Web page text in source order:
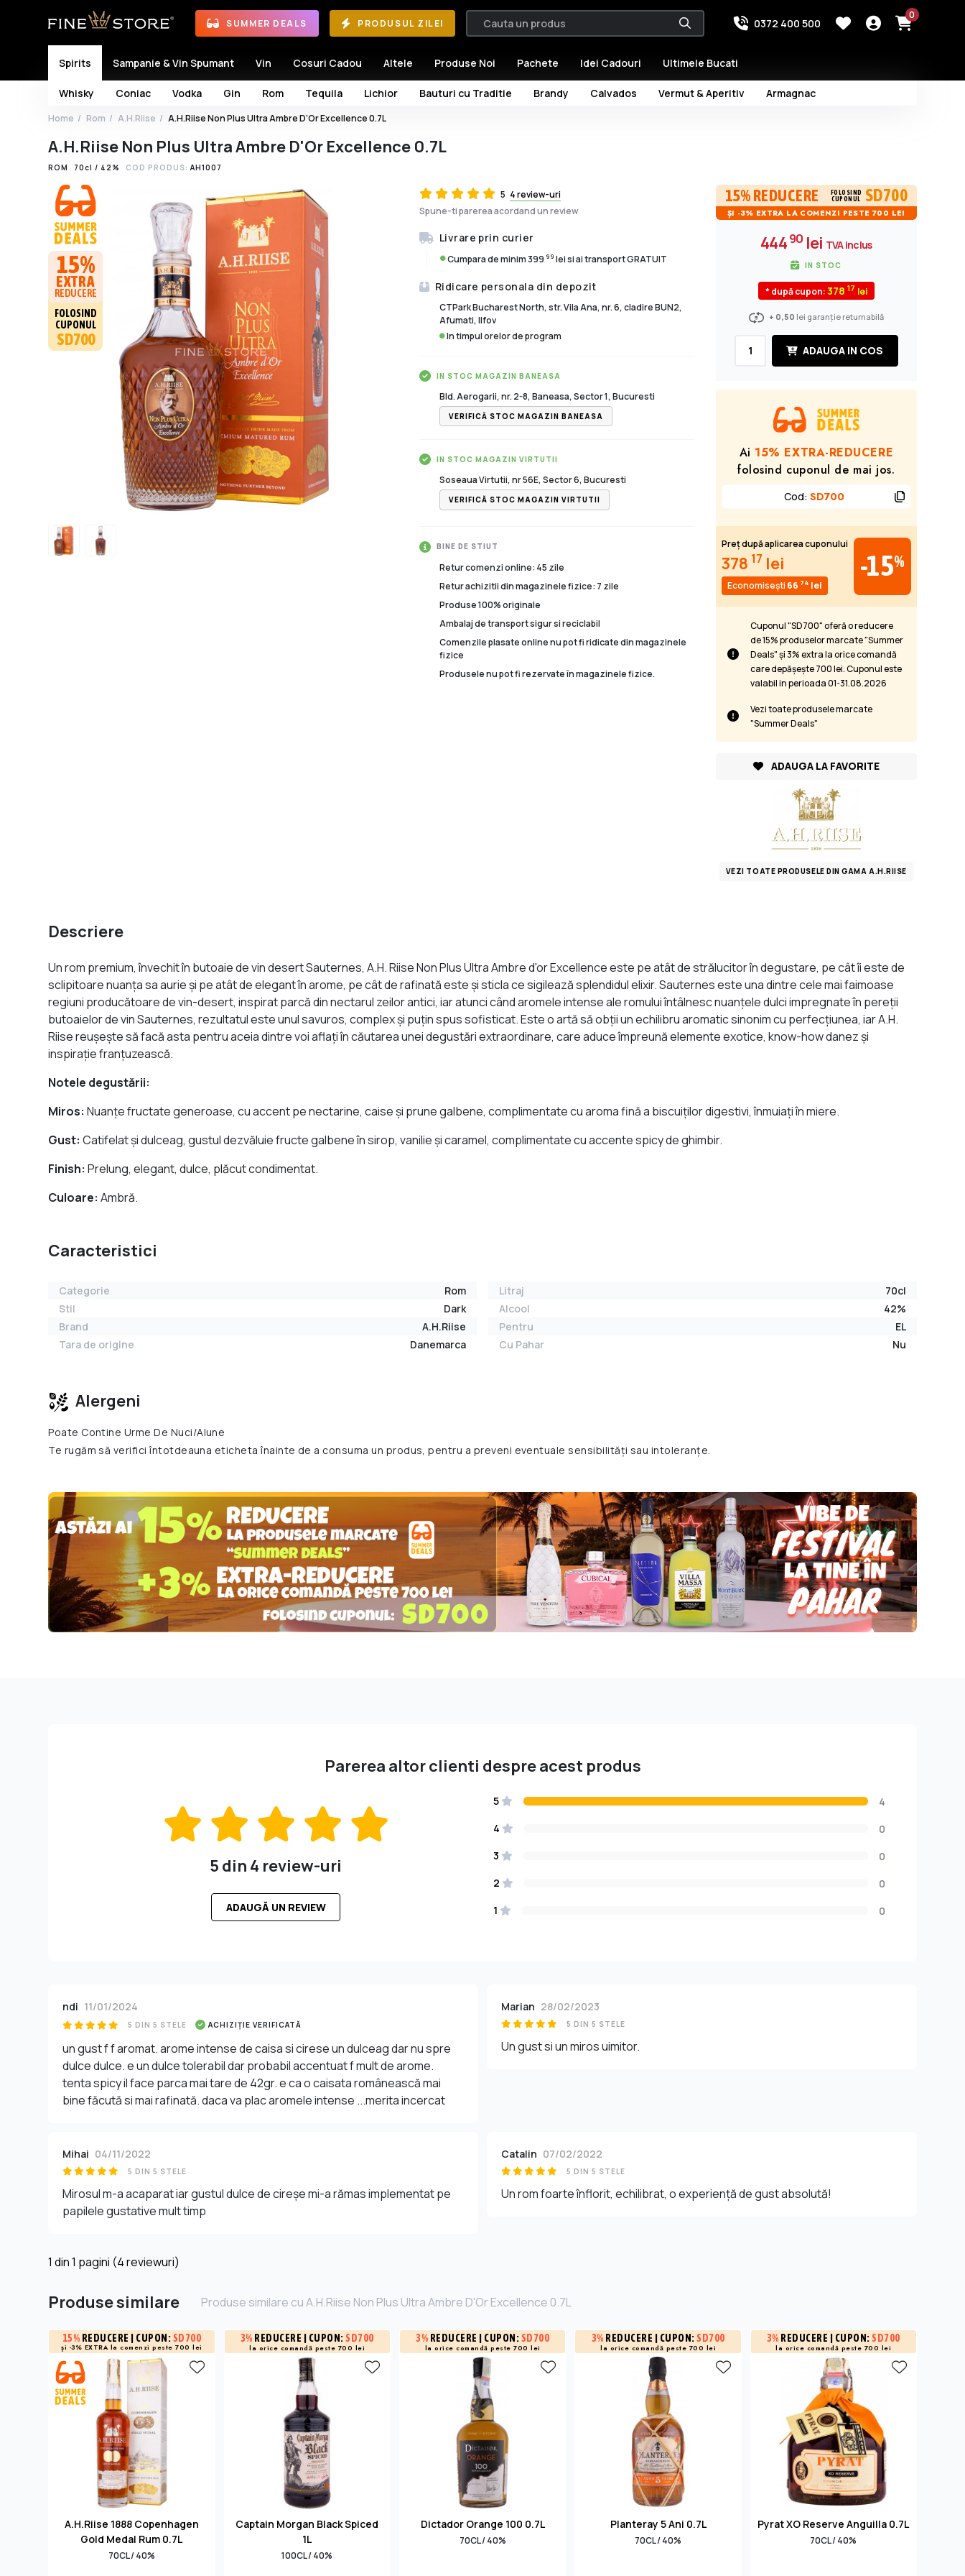
SUMMER DEALS PRODUSUL ZILEI 0372 400 500
0
Spirits
Whisky Coniac Vodka Gin Rom Tequila Lichior Bauturi cu Traditie Brandy Calvados Vermut & Aperitiv Armagnac
Sampanie & Vin Spumant Vin Cosuri Cadou Altele Produse Noi Pachete Idei Cadouri Ultimele Bucati
Home Rom A.H.Riise A.H.Riise Non Plus Ultra Ambre D'Or Excellence 0.7L
A.H.Riise Non Plus Ultra Ambre D'Or Excellence 0.7L
ROM 70cl / 42% COD PRODUS: AH1007
15%
EXTRA
REDUCERE
FOLOSIND
CUPONUL
SD700
5 4 review-uri
Spune-ti parerea acordand un review
Livrare prin curier
Cumpara de minim 399 99 lei si ai transport GRATUIT
Ridicare personala din depozit
CTPark Bucharest North, str. Vila Ana, nr. 6, cladire BUN2,
Afumati, Ilfov
In timpul orelor de program
IN STOC MAGAZIN BANEASA
Bld. Aerogarii, nr. 2-8, Baneasa, Sector 1, Bucuresti
VERIFICĂ STOC MAGAZIN BANEASA
IN STOC MAGAZIN VIRTUTII
Soseaua Virtutii, nr 56E, Sector 6, Bucuresti
VERIFICĂ STOC MAGAZIN VIRTUTII
BINE DE STIUT
Retur comenzi online: 45 zile
Retur achizitii din magazinele fizice: 7 zile
Produse 100% originale
Ambalaj de transport sigur si reciclabil
Comenzile plasate online nu pot fi ridicate din magazinele
fizice
Produsele nu pot fi rezervate în magazinele fizice.
15% REDUCERE
FOLOSIND
CUPONUL
SD700
ȘI -3% EXTRA LA COMENZI PESTE 700 LEI
44490 lei TVA inclus
IN STOC
* după cupon:378 17
+ 0,50 lei garanție returnabilă
ADAUGA IN COS
Ai 15% EXTRA-REDUCERE
folosind cuponul de mai jos.
Cod: SD700
Preț după aplicarea cuponului
378 17 lei
Economisești 66 74 lei
-15%
Cuponul "SD700" oferă o reducere
de 15% produselor marcate "Summer
Deals" și 3% extra la orice comandă
care depășește 700 lei. Cuponul este
valabil in perioada 01-31.08.2026
Vezi toate produsele marcate
"Summer Deals"
ADAUGA LA FAVORITE
VEZI TOATE PRODUSELE DIN GAMA A.H.RIISE
Descriere
Un rom premium, învechit în butoaie de vin desert Sauternes, A.H. Riise Non Plus Ultra Ambre d'or Excellence este pe atât de strălucitor în degustare, pe cât îi este de
sclipitoare nuanţa sa aurie şi pe atât de elegant în arome, pe cât de rafinată este şi sticla ce sigilează splendidul elixir. Sauternes este una dintre cele mai faimoase
regiuni producătoare de vin-desert, inspirat parcă din nectarul zeilor antici, iar atunci când aromele intense ale romului întâlnesc nuanţele dulci impregnate în pereţii
butoaielor de vin Sauternes, rezultatul este unul savuros, complex şi puţin spus sofisticat. Este o artă să obţii un echilibru aromatic sinonim cu perfecţiunea, iar A.H.
Riise reuşeşte să facă asta pentru aceia dintre voi aflaţi în căutarea unei degustări extraordinare, care aduce împreună elemente exotice, know-how danez şi
inspiraţie franţuzească.
Notele degustării:
Miros:Nuanţe fructate generoase, cu accent pe nectarine, caise şi prune galbene, complimentate cu aroma fină a biscuiţilor digestivi, înmuiaţi în miere.
Gust: Catifelat şi dulceag, gustul dezvăluie fructe galbene în sirop, vanilie şi caramel, complimentate cu accente spicy de ghimbir.
Finish: Prelung, elegant, dulce, plăcut condimentat.
Culoare:Ambră.
Caracteristici
Categorie
Rom
Stil
Dark
Brand
A.H.Riise
Tara de origine
Danemarca
Litraj
70cl
Alcool
42%
Pentru
EL
Cu Pahar
Nu
Alergeni
Poate Contine Urme De Nuci/Alune
Te rugăm să verifici întotdeauna eticheta înainte de a consuma un produs, pentru a preveni eventuale sensibilități sau intoleranțe.
Parerea altor clienti despre acest produs
5 din 4 review-uri
ADAUGĂ UN REVIEW
5
4
4
0
3
0
2
0
1
0
ndi 11/01/2024
5 DIN 5 STELE ACHIZIȚIE VERIFICATĂ
un gust f f aromat. arome intense de caisa si cirese un dulceag dar nu spre
dulce dulce. e un dulce tolerabil dar probabil accentuat f mult de arome.
tenta spicy il face parca mai tare de 42gr. e ca o caisata românească mai
bine făcută si mai rafinată. daca va plac aromele intense ...merita incercat
Marian 28/02/2023
5 DIN 5 STELE
Un gust si un miros uimitor.
Mihai 04/11/2022
5 DIN 5 STELE
Mirosul m-a acaparat iar gustul dulce de cireșe mi-a rămas implementat pe
papilele gustative mult timp
Catalin 07/02/2022
5 DIN 5 STELE
Un rom foarte înflorit, echilibrat, o experiență de gust absolută!
1 din1 pagini (4 reviewuri)
Produse similare Produse similare cu A.H.Riise Non Plus Ultra Ambre D'Or Excellence 0.7L
15% REDUCERE | CUPON: SD700
și -3% EXTRA la comenzi peste 700 lei
A.H.Riise 1888 Copenhagen
Gold Medal Rum 0.7L
70CL / 40%
3% REDUCERE | CUPON:SD700
la orice comandă peste 700 lei
Captain Morgan Black Spiced
1L
100CL / 40%
3% REDUCERE | CUPON: SD700
la orice comandă peste 700 lei
Dictador Orange 100 0.7L
70CL / 40%
3% REDUCERE | CUPON:SD700
la orice comandă peste 700 lei
Planteray 5 Ani 0.7L
70CL / 40%
3% REDUCERE | CUPON:SD700
la orice comandă peste 700 lei
Pyrat XO Reserve Anguilla 0.7L
70CL / 40%